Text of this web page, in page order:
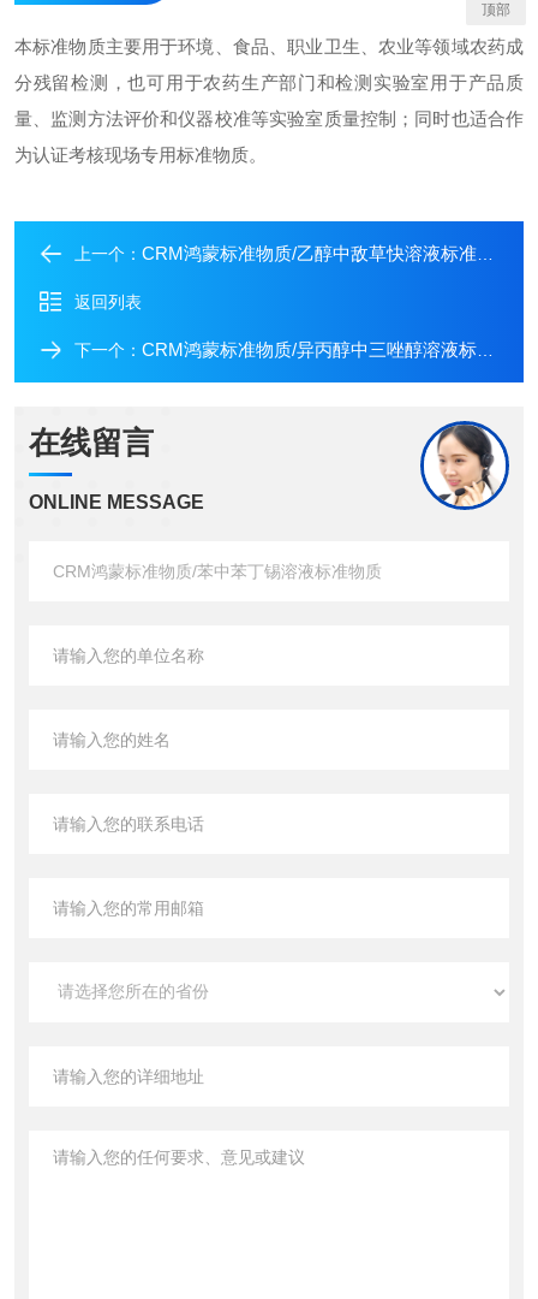
本标准物质主要用于环境、食品、职业卫生、农业等领域农药成
分残留检测，也可用于农药生产部门和检测实验室用于产品质
量、监测方法评价和仪器校准等实验室质量控制；同时也适合作
为认证考核现场专用标准物质。
上一个： CRM鸿蒙标准物质/乙醇中敌草快溶液标准物质
返回列表
下一个： CRM鸿蒙标准物质/异丙醇中三唑醇溶液标准物质
在线留言
ONLINE MESSAGE
顶部